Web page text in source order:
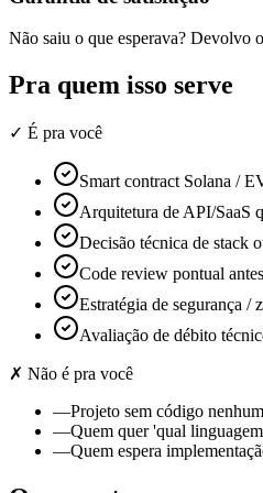
Não saiu o que esperava? Devolvo
Pra quem isso serve
✓ É pra você
Smart contract Solana /
Arquitetura de API/SaaS
Decisão técnica de stack
Code review pontual
Estratégia de segurança /
Avaliação de débito
✗ Não é pra você
—Projeto sem código
—Quem quer 'qual
—Quem espera